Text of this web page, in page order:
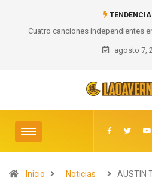
Cuatro canciones independientes
agosto 7,
Inicio Noticias AUSTIN